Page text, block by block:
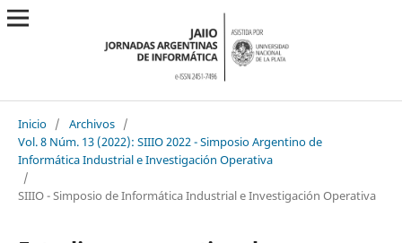
Inicio / Archivos /
Vol. 8 Núm. 13 (2022): SIIIO 2022 - Simposio Argentino de
Informática Industrial e Investigación Operativa
/
SIIIO - Simposio de Informática Industrial e Investigación Operativa